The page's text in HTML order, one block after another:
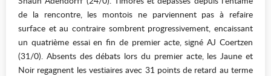
de la rencontre, les montois ne parviennent pas à refaire
surface et au contraire sombrent progressivement, encaissant
un quatrième essai en fin de premier acte, signé AJ Coertzen
(31/0). Absents des débats lors du premier acte, les Jaune et
Noir regagnent les vestiaires avec 31 points de retard au terme